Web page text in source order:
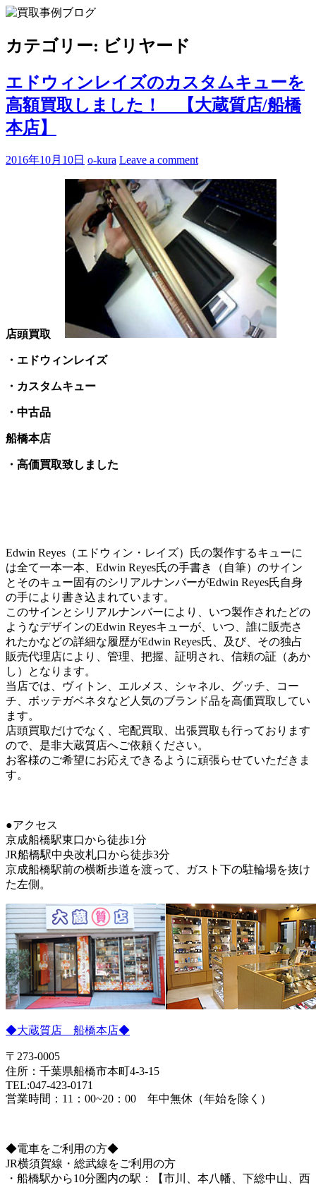
Skip
content
ポイントや高額買取のコツをお知らせします。
カテゴリー: ビリヤード
エドウィンレイズのカスタムキューを
高額買取しました！ 【大蔵質店/船橋
本店】
2016年10月10日 o-kura Leave a comment
店頭買取
・エドウィンレイズ
・カスタムキュー
・中古品
船橋本店
・高価買取致しました
Edwin Reyes（エドウィン・レイズ）氏の製作するキューに
は全て一本一本、Edwin Reyes氏の手書き（自筆）のサイン
とそのキュー固有のシリアルナンバーがEdwin Reyes氏自身
の手により書き込まれています。
このサインとシリアルナンバーにより、いつ製作されたどの
ようなデザインのEdwin Reyesキューが、いつ、誰に販売さ
れたかなどの詳細な履歴がEdwin Reyes氏、及び、その独占
販売代理店により、管理、把握、証明され、信頼の証（あか
し）となります。
当店では、ヴィトン、エルメス、シャネル、グッチ、コー
チ、ボッテガベネタなど人気のブランド品を高価買取してい
ます。
店頭買取だけでなく、宅配買取、出張買取も行っております
ので、是非大蔵質店へご依頼ください。
お客様のご希望にお応えできるように頑張らせていただきま
す。
●アクセス
京成船橋駅東口から徒歩1分
JR船橋駅中央改札口から徒歩3分
京成船橋駅前の横断歩道を渡って、ガスト下の駐輪場を抜け
た左側。
◆大蔵質店 船橋本店◆
〒273-0005
住所：千葉県船橋市本町4-3-15
TEL:047-423-0171
営業時間：11：00~20：00 年中無休（年始を除く）
◆電車をご利用の方◆
JR横須賀線・総武線をご利用の方
・船橋駅から10分圏内の駅：【市川、本八幡、下総中山、西